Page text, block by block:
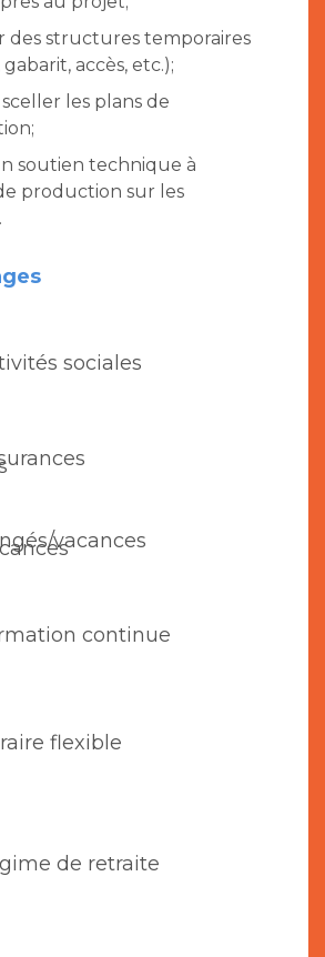
des structures temporaires
accès, etc.);
les plans de
soutien technique à
production sur les
sociales
vacances
continue
flexible
de retraite